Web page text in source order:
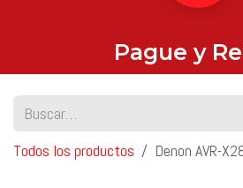
Pague y
Todos los productos Denon AVR-